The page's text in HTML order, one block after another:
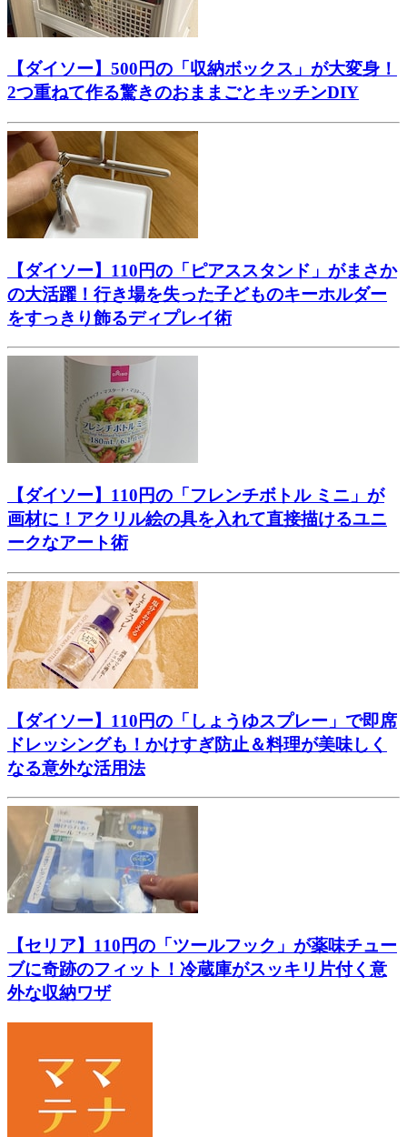
【ダイソー】500円の「収納ボックス」が大変身！
2つ重ねて作る驚きのおままごとキッチンDIY
【ダイソー】110円の「ピアススタンド」がまさか
の大活躍！行き場を失った子どものキーホルダー
をすっきり飾るディプレイ術
【ダイソー】110円の「フレンチボトル ミニ」が
画材に！アクリル絵の具を入れて直接描けるユニ
ークなアート術
【ダイソー】110円の「しょうゆスプレー」で即席
ドレッシングも！かけすぎ防止＆料理が美味しく
なる意外な活用法
【セリア】110円の「ツールフック」が薬味チュー
ブに奇跡のフィット！冷蔵庫がスッキリ片付く意
外な収納ワザ